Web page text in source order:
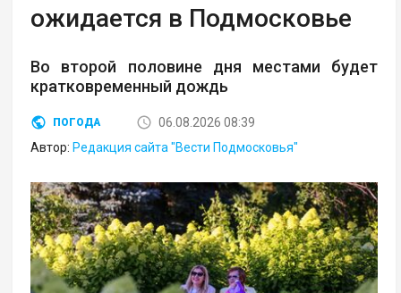
ожидается в Подмосковье
Во второй половине дня местами будет
кратковременный дождь
ПОГОДА
06.08.2026 08:39
Автор: Редакция сайта "Вести Подмосковья"